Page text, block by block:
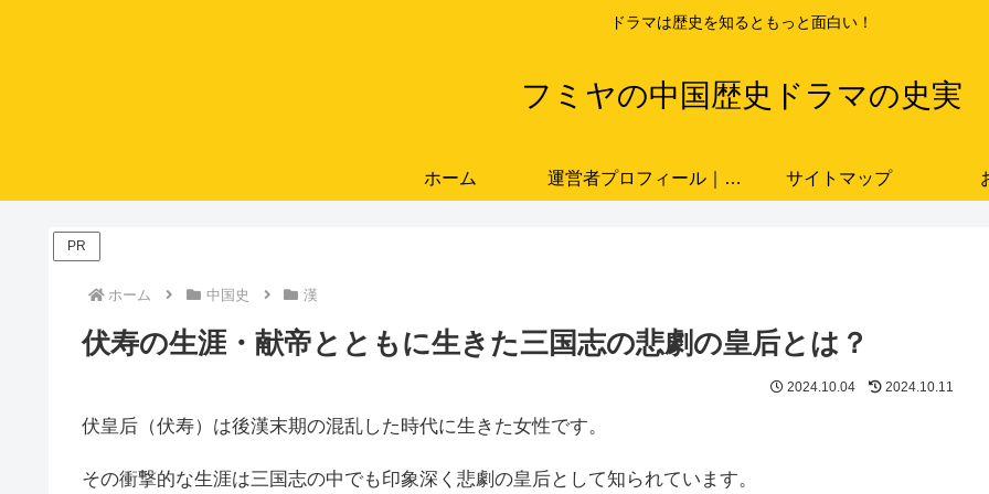
ドラマは歴史を知るともっと面白い！
フミヤの中国歴史ドラマの史実
ホーム 運営者プロフィール｜ドラマと史実をつなぐ歴史ブロガー「フミヤ」 サイトマップ
PR
ホーム 中国史 漢
伏寿の生涯・献帝とともに生きた三国志の悲劇の皇后とは？
2024.10.04 2024.10.11
伏皇后（伏寿）は後漢末期の混乱した時代に生きた女性です。
その衝撃的な生涯は三国志の中でも印象深く悲劇の皇后として知られています。